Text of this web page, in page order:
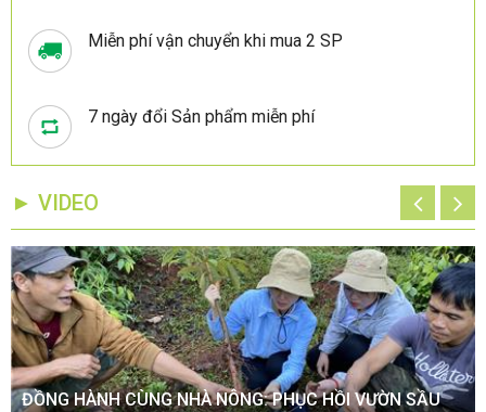
Miễn phí vận chuyển khi mua 2 SP
7 ngày đổi Sản phẩm miễn phí
► VIDEO
ĐỒNG HÀNH CÙNG NHÀ NÔNG: PHỤC HỒI VƯỜN SẦU